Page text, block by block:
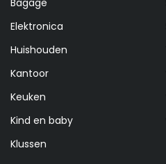
Elektronica
Huishouden
Kantoor
Keuken
Kind en baby
Klussen